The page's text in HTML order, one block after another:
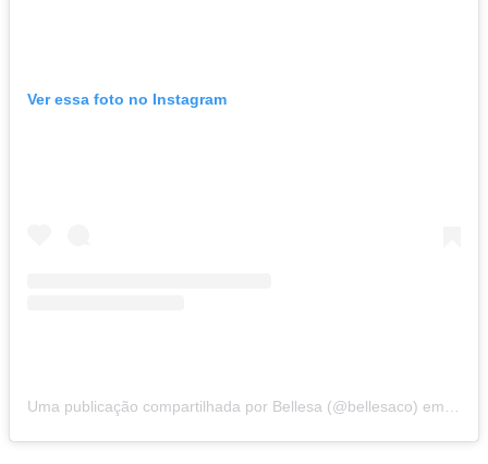
Ver essa foto no Instagram
Uma publicação compartilhada por Bellesa (@bellesaco) em